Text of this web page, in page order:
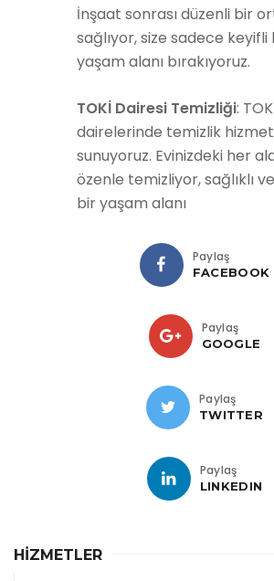
İnşaat sonrası düzenli bir
sağlıyor, size sadece keyifli
yaşam alanı bırakıyoruz.
TOKİ Dairesi Temizliği:
dairelerinde temizlik
sunuyoruz. Evinizdeki her
özenle temizliyor, sağlıklı
bir yaşam alanı
Paylaş
FACEBOOK
Paylaş
GOOGLE
Paylaş
TWITTER
Paylaş
LINKEDIN
HİZMETLER